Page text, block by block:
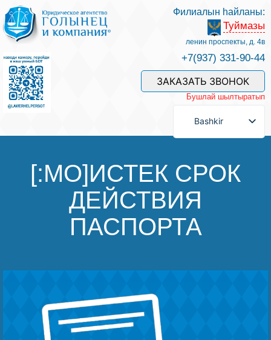
Беҙҙең белгестәр һәм хеҙмәттәр
Хеҙмәт хаҡын түләү
Һорау биреү
Баһалама
Файҙалы мәҡәләләр
Видео тураһында беҙ
Филиалын һайланы:
Туймазы
ленин проспекты, д. 4в
+7(937) 331-90-44
ЗАКАЗАТЬ ЗВОНОК
Бушлай шылтыратып
Bashkir
[:MO]ИСТЕК СРОК
ДЕЙСТВИЯ
ПАСПОРТА